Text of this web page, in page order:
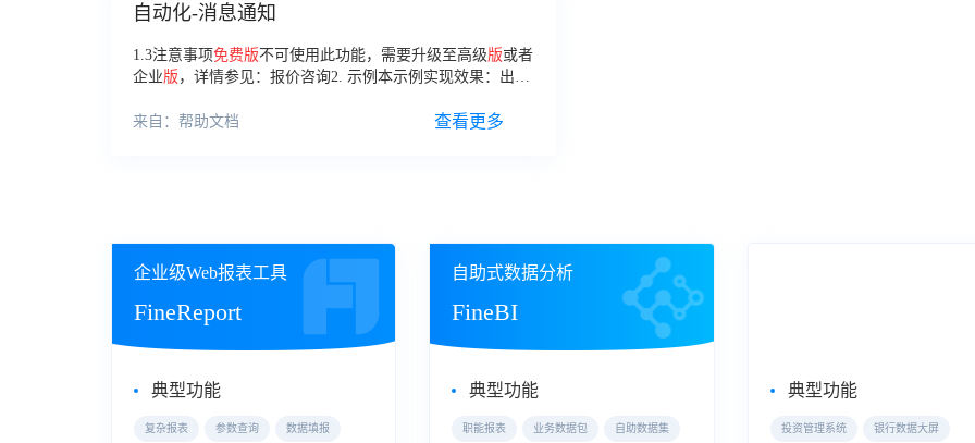
自动化-消息通知
1.3注意事项免费版不可使用此功能，需要升级至高级版或者
企业版 ，详情参见：报价咨询2. 示例本示例实现效果：出现
该商品需要补货。
来自：帮助文档 查看更多
企业级Web报表工具
FineReport
典型功能
复杂报表 参数查询 数据填报
自助式数据分析
FineBI
典型功能
职能报表 业务数据包 自助数据集
典型功能
投资管理系统 银行数据大屏